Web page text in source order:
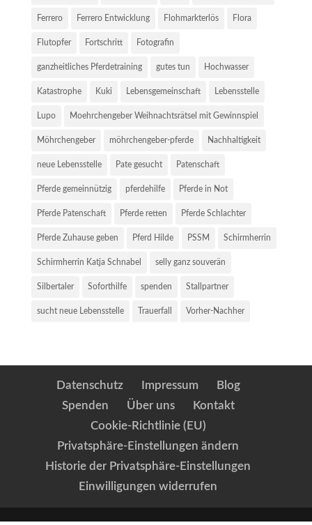
Ferrero Ferrero Entwicklung Flohmarkterlös Flora
Flutopfer Fortschritt Fotografin
ganzheitliches Pferdetraining gutes tun Hochwasser
Katastrophe Kuki Lebensgemeinschaft Lebensstelle
Lupo Moehrchengeber Weihnachtsrätsel mit Gewinnspiel
Möhrchengeber möhrchengeber-pferde Nachhaltigkeit
neue Lebensstelle Pate gesucht Patenschaft
Pferde gemeinnützig pferdehilfe Pferde in Not
Pferde Patenschaft Pferde retten Pferde Schlachter
Pferde Zuhause geben Pferd Hilde PSSM Schirmherrin
Schirmherrin Katja Schnabel selly ganz souverän
Silbertaler Soforthilfe spenden Stallpartner
sucht neue Lebensstelle Trauerfall Vorher-Nachher
Datenschutz Impressum
Blog
Spenden
Über uns
Kontakt
Cookie-Richtlinie (EU)
Privatsphäre-Einstellungen ändern
Historie der Privatsphäre-Einstellungen
Einwilligungen widerrufen